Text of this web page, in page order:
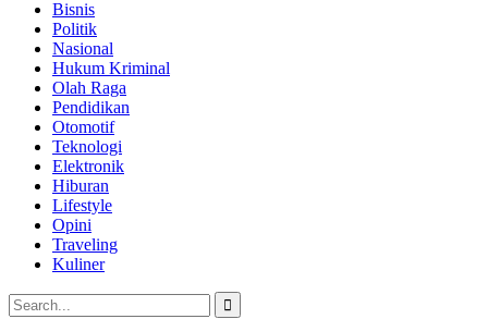
Bisnis
Politik
Nasional
Hukum Kriminal
Olah Raga
Pendidikan
Otomotif
Teknologi
Elektronik
Hiburan
Lifestyle
Opini
Traveling
Kuliner